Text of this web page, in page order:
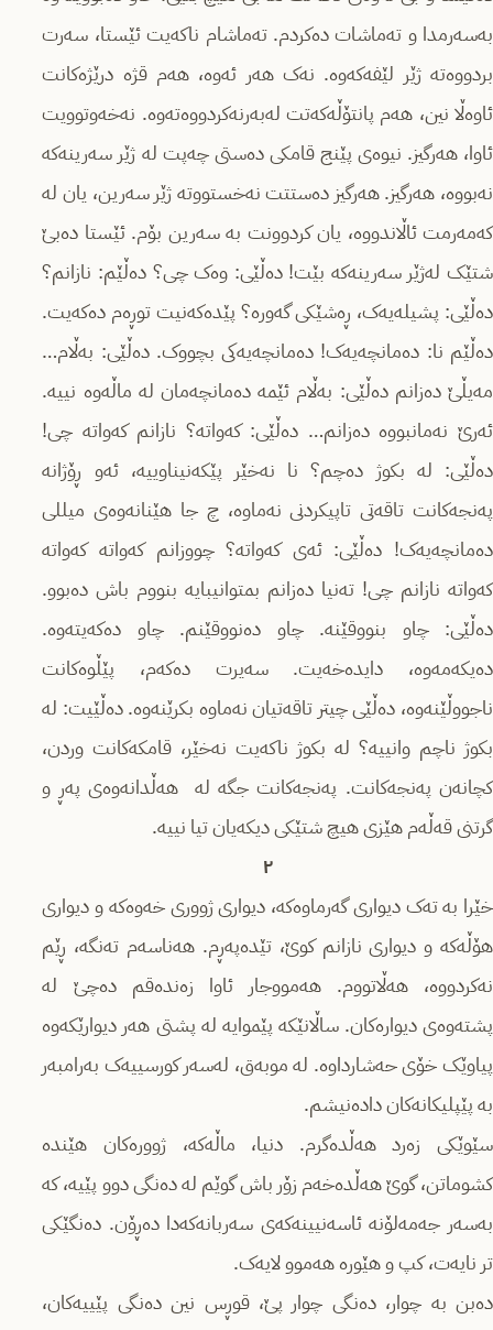
بەسەرمدا و تەماشات دەکردم. تەماشام ناکەیت ئێستا، سەرت
بردووەتە ژێر لێفەکەوە. نەک هەر ئەوە، هەم قژە درێژەکانت
ئاوەڵا نین، هەم پانتۆڵەکەتت لەبەرنەکردووەتەوە. نەخەوتوویت
ئاوا، هەرگیز. نیوەی پێنج قامکی دەستی چەپت لە ژێر سەرینەکە
نەبووە، هەرگیز. هەرگیز دەستتت نەخستووتە ژێر سەرین، یان لە
کەمەرمت ئاڵاندووە، یان کردوونت بە سەرین بۆم. ئێستا دەبێ
شتێک لەژێر سەرینەکە بێت! دەڵێی: وەک چی؟ دەڵێم: نازانم؟
دەڵێی: پشیلەیەک، ڕەشێکی گەورە؟ پێدەکەنیت توڕەم دەکەیت.
دەڵێم نا: دەمانچەیەک! دەمانچەیەکی بچووک. دەڵێی: بەڵام…
مەیڵێ دەزانم دەڵێی: بەڵام ئێمە دەمانچەمان لە ماڵەوە نییە.
ئەرێ نەمانبووە دەزانم… دەڵێی: کەواتە؟ نازانم کەواتە چی!
دەڵێی: لە بکوژ دەچم؟ نا نەخێر پێکەنیناوییە، ئەو ڕۆژانە
پەنجەکانت تاقەتی تاپیکردنی نەماوە، چ جا هێنانەوەی میللی
دەمانچەیەک! دەڵێی: ئەی کەواتە؟ چووزانم کەواتە کەواتە
کەواتە نازانم چی! تەنیا دەزانم بمتوانیبایە بنووم باش دەبوو.
دەڵێی: چاو بنووقێنە. چاو دەنووقێنم. چاو دەکەیتەوە.
دەیکەمەوە، دایدەخەیت. سەیرت دەکەم، پێڵوەکانت
ناجووڵێنەوە، دەڵێی چیتر تاقەتیان نەماوە بکرێنەوە. دەڵێیت: لە
بکوژ ناچم وانییە؟ لە بکوژ ناکەیت نەخێر، قامکەکانت وردن،
کچانەن پەنجەکانت. پەنجەکانت جگە لە هەڵدانەوەی پەڕ و
گرتنی قەڵەم هێزی هیچ شتێکی دیکەیان تیا نییە.
٢
خێرا بە تەک دیواری گەرماوەکە، دیواری ژووری خەوەکە و دیواری
هۆڵەکە و دیواری نازانم کوێ، تێدەپەڕم. هەناسەم تەنگە، ڕێم
نەکردووە، هەڵاتووم. هەمووجار ئاوا زەندەقم دەچێ لە
پشتەوەی دیوارەکان. ساڵانێکە پێموایە لە پشتی هەر دیوارێکەوە
پیاوێک خۆی حەشارداوە. لە موبەق، لەسەر کورسییەک بەرامبەر
بە پێپلیکانەکان دادەنیشم.
سێوێکی زەرد هەڵدەگرم. دنیا، ماڵەکە، ژوورەکان هێندە
کشوماتن، گوێ هەڵدەخەم زۆر باش گوێم لە دەنگی دوو پێیە، کە
بەسەر جەمەلۆنە ئاسەنیینەکەی سەربانەکەدا دەڕۆن. دەنگێکی
تر نایەت، کپ و هێورە هەموو لایەک.
دەبن بە چوار، دەنگی چوار پێ، قوڕس نین دەنگی پێییەکان،